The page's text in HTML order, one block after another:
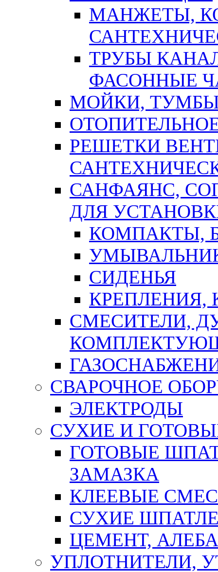
МАНЖЕТЫ,
ТРУБЫ
ФАСОННЫЕ
МОЙКИ,
РЕШЕТКИ
САНФАЯНС,
ДЛЯ
КОМПАКТЫ,
СИДЕНЬЯ
СМЕСИТЕЛИ,
СВАРОЧНОЕ
ЭЛЕКТРОДЫ
СУХИЕ И
ГОТОВЫЕ
ЗАМАЗКА
КЛЕЕВЫЕ
СУХИЕ
ЦЕМЕНТ,
УПЛОТНИТЕЛИ,